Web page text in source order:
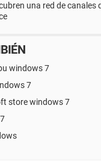
una red de canales
windows 7
7
store windows 7